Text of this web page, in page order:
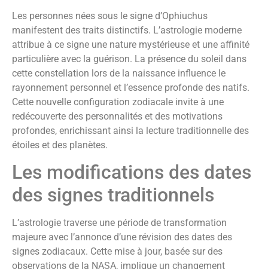
Les personnes nées sous le signe d’Ophiuchus
manifestent des traits distinctifs. L’astrologie moderne
attribue à ce signe une nature mystérieuse et une affinité
particulière avec la guérison. La présence du soleil dans
cette constellation lors de la naissance influence le
rayonnement personnel et l’essence profonde des natifs.
Cette nouvelle configuration zodiacale invite à une
redécouverte des personnalités et des motivations
profondes, enrichissant ainsi la lecture traditionnelle des
étoiles et des planètes.
Les modifications des dates
des signes traditionnels
L’astrologie traverse une période de transformation
majeure avec l’annonce d’une révision des dates des
signes zodiacaux. Cette mise à jour, basée sur des
observations de la NASA, implique un changement